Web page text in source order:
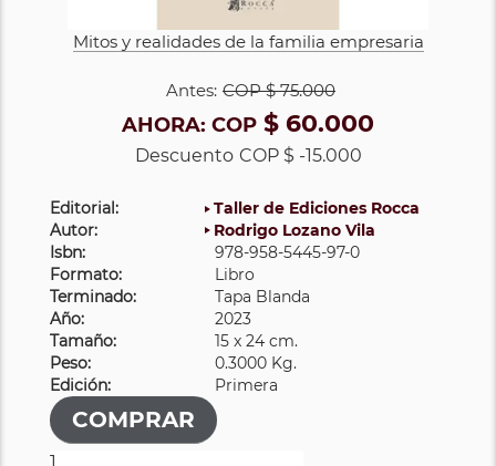
Mitos y realidades de la familia empresaria
Antes: COP$ 75.000
AHORA: COP $ 60.000
Descuento COP $ -15.000
Editorial:
Taller de Ediciones Rocca
Autor:
Rodrigo Lozano Vila
Isbn:
978-958-5445-97-0
Formato:
Libro
Terminado:
Tapa Blanda
Año:
2023
Tamaño:
15 x 24 cm.
Peso:
0.3000 Kg.
Edición:
Primera